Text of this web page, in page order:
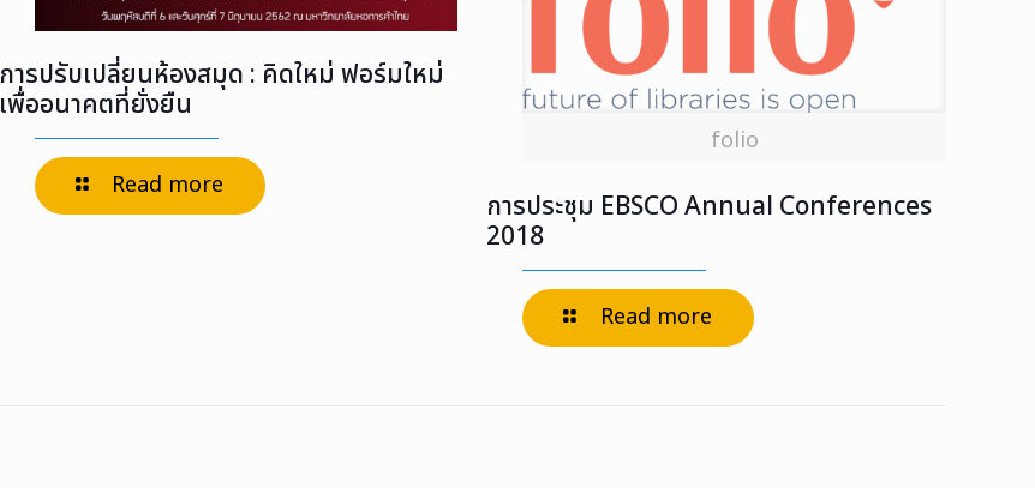
การปรับเปลี่ยนห้องสมุด : คิดใหม่ ฟอร์มใหม่
เพื่ออนาคตที่ยั่งยืน
Read more
folio
การประชุม EBSCO Annual Conferences
2018
Read more